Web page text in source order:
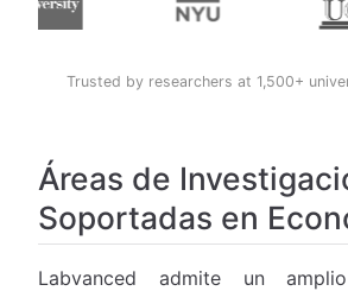
Trusted by researchers at 1,500+
Áreas de
Soportadas en
Labvanced admite un